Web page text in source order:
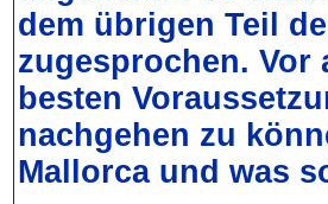
dem übrigen Teil
zugesprochen. Vor
besten
nachgehen zu
Mallorca und was